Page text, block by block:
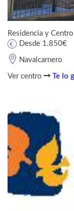
Residencia y
Navalcarnero
Desde 1.850€
Ver centro Te lo